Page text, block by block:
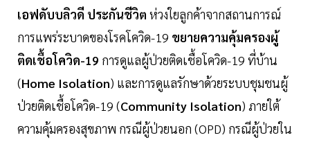
เอฟดับบลิวดี ประกันชีวิต ห่วงใยลูกค้าจากสถานการณ์
การแพร่ระบาดของโรคโควิด-19 ขยายความคุ้มครองผู้
ติดเชื้อโควิด-19 การดูแลผู้ป่วยติดเชื้อโควิด-19 ที่บ้าน
(Home Isolation) และการดูแลรักษาด้วยระบบชุมชนผู้
ป่วยติดเชื้อโควิด-19 (Community Isolation) ภายใต้
ความคุ้มครองสุขภาพ กรณีผู้ป่วยนอก (OPD) กรณีผู้ป่วยใน